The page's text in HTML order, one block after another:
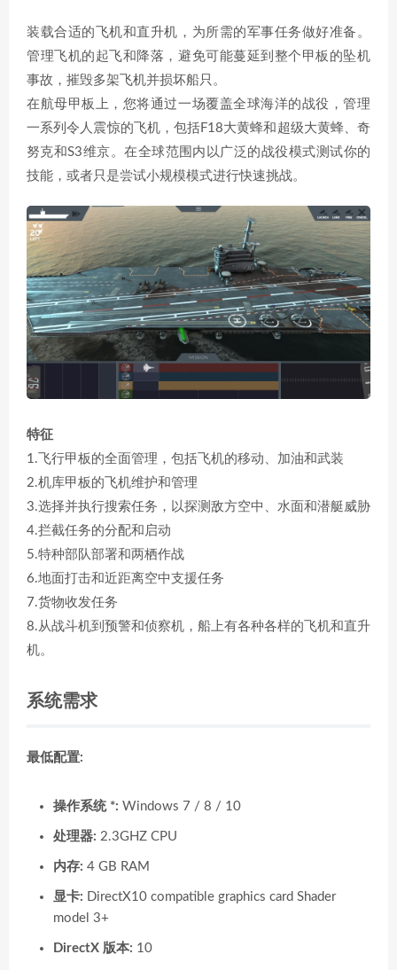
装载合适的飞机和直升机，为所需的军事任务做好准备。
管理飞机的起飞和降落，避免可能蔓延到整个甲板的坠机
事故，摧毁多架飞机并损坏船只。
在航母甲板上，您将通过一场覆盖全球海洋的战役，管理
一系列令人震惊的飞机，包括F18大黄蜂和超级大黄蜂、奇
努克和S3维京。在全球范围内以广泛的战役模式测试你的
技能，或者只是尝试小规模模式进行快速挑战。
特征
1.飞行甲板的全面管理，包括飞机的移动、加油和武装
2.机库甲板的飞机维护和管理
3.选择并执行搜索任务，以探测敌方空中、水面和潜艇威胁
4.拦截任务的分配和启动
5.特种部队部署和两栖作战
6.地面打击和近距离空中支援任务
7.货物收发任务
8.从战斗机到预警和侦察机，船上有各种各样的飞机和直升
机。
系统需求
最低配置:
操作系统 *: Windows 7 / 8 / 10
处理器: 2.3GHZ CPU
内存: 4 GB RAM
显卡: DirectX10 compatible graphics card Shader
model 3+
DirectX 版本: 10